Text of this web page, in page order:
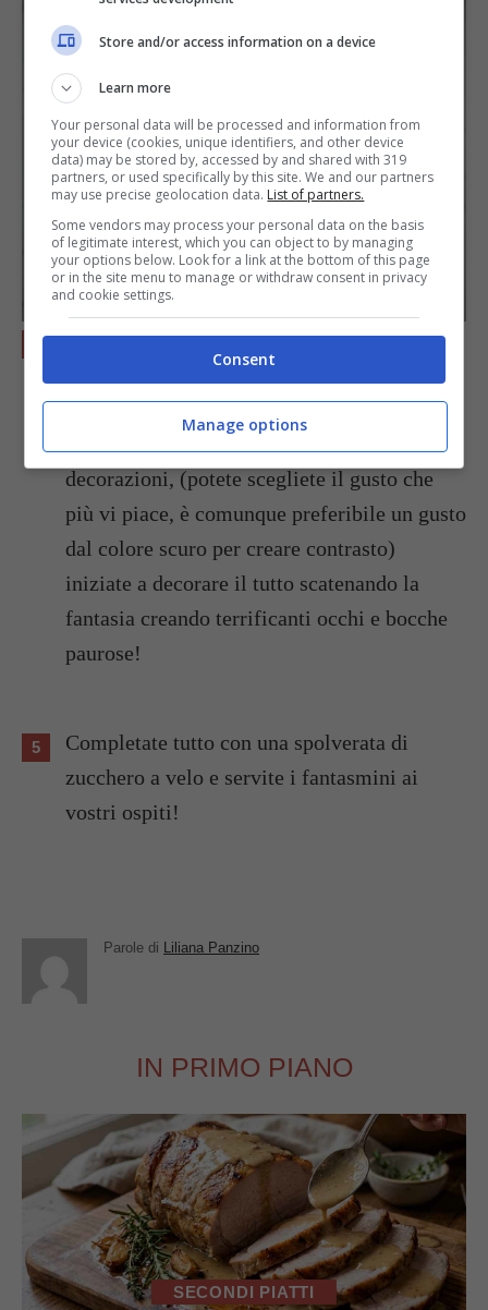
Lasciate raffreddare i coni per 10 minuti e
delicatezze i dischi dalle tazzine. A questo
decorazioni, (potete scegliete il gusto che
più vi piace, è comunque preferibile un gusto
dal colore scuro per creare contrasto)
iniziate a decorare il tutto scatenando la
fantasia creando terrificanti occhi e bocche
paurose!
Completate tutto con una spolverata di
zucchero a velo e servite i fantasmini ai
vostri ospiti!
Parole di Liliana Panzino
IN PRIMO PIANO
SECONDI PIATTI
Store and/or access information on a device
Learn more
Your personal data will be processed and information from
your device (cookies, unique identifiers, and other device
data) may be stored by, accessed by and shared with 319
partners, or used specifically by this site. We and our partners
may use precise geolocation data. List of partners.
Some vendors may process your personal data on the basis
of legitimate interest, which you can object to by managing
your options below. Look for a link at the bottom of this page
or in the site menu to manage or withdraw consent in privacy
and cookie settings.
Consent
Manage options